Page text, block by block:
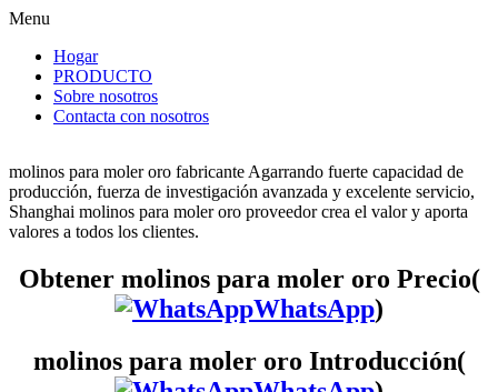
Menu
Hogar
PRODUCTO
Sobre nosotros
Contacta con nosotros
molinos para moler oro fabricante Agarrando fuerte capacidad de
producción, fuerza de investigación avanzada y excelente servicio,
Shanghai molinos para moler oro proveedor crea el valor y aporta
valores a todos los clientes.
Obtener molinos para moler oro Precio(
WhatsApp)
molinos para moler oro Introducción(